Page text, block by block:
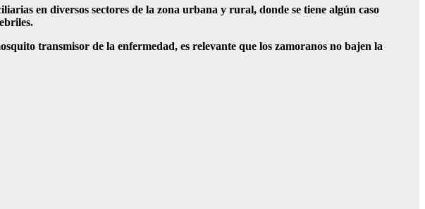
en diversos sectores de la zona urbana y rural, donde se tiene algún caso
transmisor de la enfermedad, es relevante que los zamoranos no bajen la